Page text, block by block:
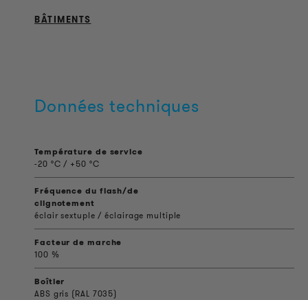
BÂTIMENTS
Données techniques
Température de service
-20 °C / +50 °C
Fréquence du flash/de
clignotement
éclair sextuple / éclairage multiple
Facteur de marche
100 %
Boîtier
ABS gris (RAL 7035)